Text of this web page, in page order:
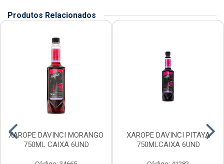
Produtos Relacionados
XAROPE DAVINCI MORANGO
750ML CAIXA 6UND
XAROPE DAVINCI PITAYA
750MLCAIXA 6UND